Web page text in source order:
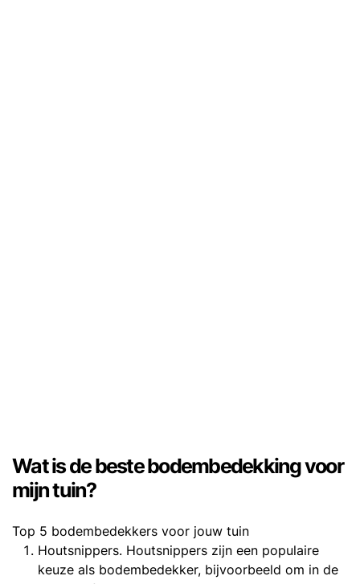
Wat is de beste bodembedekking voor
mijn tuin?
Top 5 bodembedekkers voor jouw tuin
Houtsnippers. Houtsnippers zijn een populaire
keuze als bodembedekker, bijvoorbeeld om in de